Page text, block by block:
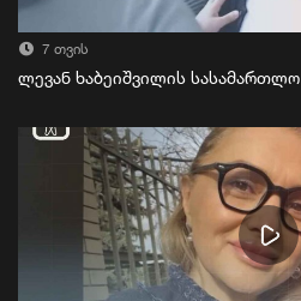
7 თვის
ლევან ხაბეიშვილის სასამართლო